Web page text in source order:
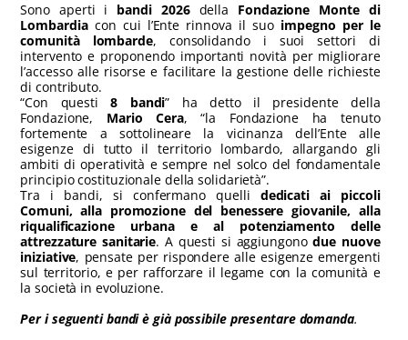
Sono aperti i bandi 2026della Fondazione Monte di
Lombardiacon cui l’Ente rinnova il suo impegno per le
comunità lombarde, consolidando i suoi settori di
intervento e proponendo importanti novità per migliorare
l’accesso alle risorse e facilitare la gestione delle richieste
di contributo.
“Con questi8 bandi” ha detto il presidente della
Fondazione, Mario Cera, “la Fondazione ha tenuto
fortemente a sottolineare la vicinanza dell’Ente alle
esigenze di tutto il territorio lombardo, allargando gli
ambiti di operatività e sempre nel solco del fondamentale
principio costituzionale della solidarietà”.
Tra i bandi, si confermano quelli dedicati ai piccoli
Comuni, alla promozione del benessere giovanile, alla
riqualificazione urbana e al potenziamento delle
attrezzature sanitarie. A questi si aggiungonodue nuove
iniziative, pensate per rispondere alle esigenze emergenti
sul territorio, e per rafforzare il legame con la comunità e
la società in evoluzione.
Per i seguenti bandi è già possibile presentare domanda.